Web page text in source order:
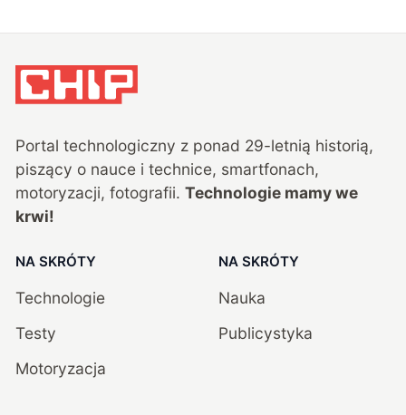
Portal technologiczny z ponad 29-letnią historią,
piszący o nauce i technice, smartfonach,
motoryzacji, fotografii. Technologie mamy we
krwi!
NA SKRÓTY
Technologie
Testy
Motoryzacja
NA SKRÓTY
Nauka
Publicystyka